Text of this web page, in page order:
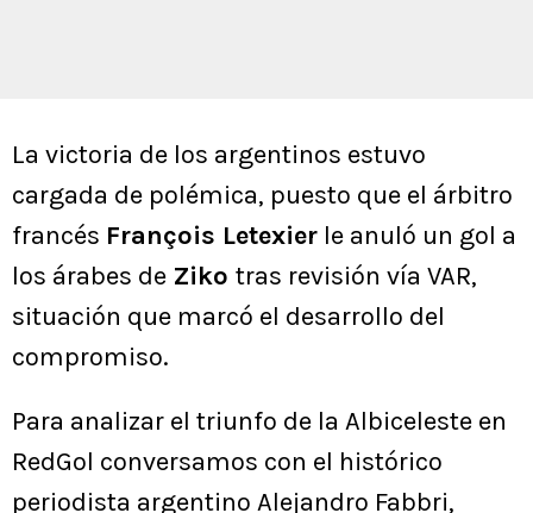
La victoria de los argentinos estuvo
cargada de polémica, puesto que el árbitro
francés François Letexier le anuló un gol a
los árabes de Ziko tras revisión vía VAR,
situación que marcó el desarrollo del
compromiso.
Para analizar el triunfo de la Albiceleste en
RedGol conversamos con el histórico
periodista argentino Alejandro Fabbri,